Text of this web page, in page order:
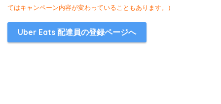
てはキャンペーン内容が変わっていることもあります。）
Uber Eats 配達員の登録ページへ